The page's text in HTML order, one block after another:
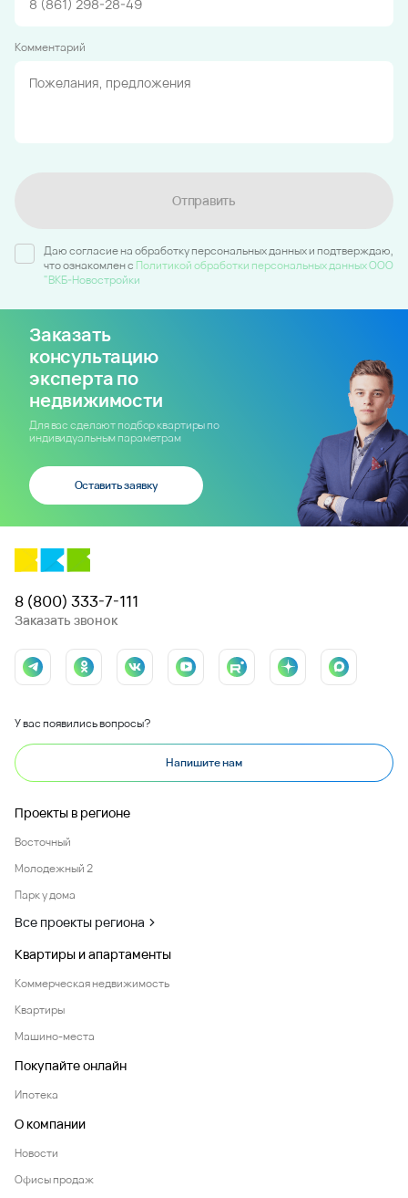
Комментарий
Отправить
Даю согласие на обработку персональных данных и подтверждаю,
что ознакомлен c Политикой обработки персональных данных ООО
"ВКБ-Новостройки
Заказать
консультацию
эксперта по
недвижимости
Для вас сделают подбор квартиры по
индивидуальным параметрам
Оставить заявку
8 (800) 333-7-111
Заказать звонок
У вас появились вопросы?
Напишите нам
Проекты в регионе
Восточный
Молодежный 2
Парк у дома
Все проекты региона
Квартиры и апартаменты
Коммерческая недвижимость
Квартиры
Машино-места
Покупайте онлайн
Ипотека
О компании
Новости
Офисы продаж